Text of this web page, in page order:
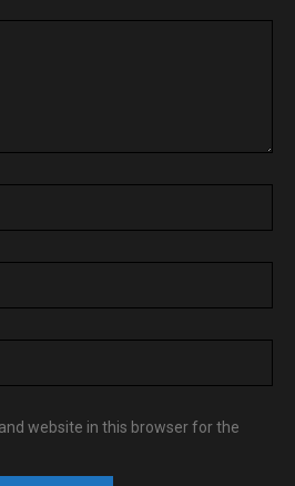
website in this browser for the